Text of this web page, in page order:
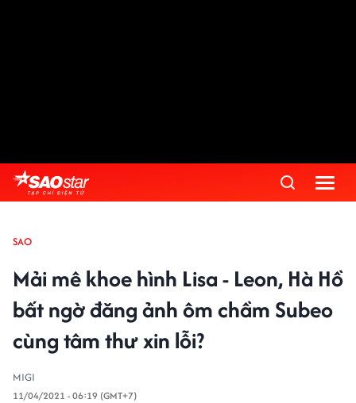
SAO
Mải mê khoe hình Lisa - Leon, Hà Hồ
bất ngờ đăng ảnh ôm chầm Subeo
cùng tâm thư xin lỗi?
MIGI
11/04/2021 - 06:19 (GMT+7)